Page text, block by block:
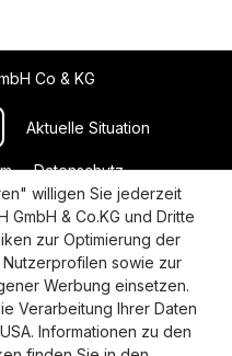
Co & KG
Aktuelle Situation
Datenschutz
Cookie-Einstellungen
willigen Sie jederzeit
GmbH & Co.KG und Dritte
zur Optimierung der
sowie zur
Werbung einsetzen.
Verarbeitung Ihrer Daten
Informationen zu den